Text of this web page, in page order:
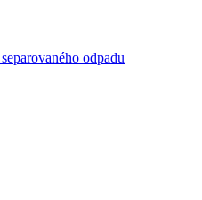
odpadu